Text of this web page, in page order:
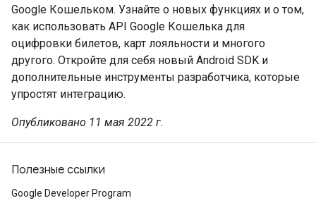
Google Кошельком. Узнайте о новых функциях и о том,
как использовать API Google Кошелька для
оцифровки билетов, карт лояльности и многого
другого. Откройте для себя новый Android SDK и
дополнительные инструменты разработчика, которые
упростят интеграцию.
Опубликовано 11 мая 2022 г.
Полезные ссылки
Google Developer Program